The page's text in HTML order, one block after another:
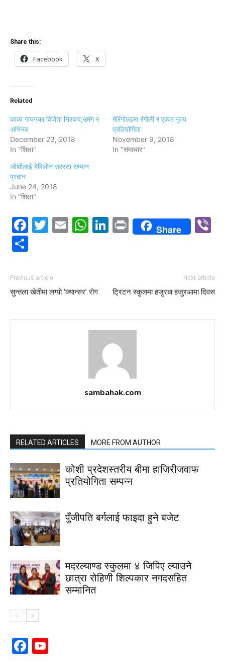
Share this:
Facebook X
Related
काव्य गायनका विजेता निश्चय,उमंग र
अभिनव
December 23, 2018
In "शिक्षा"
मेरिगोल्डमा रंगोली र एकल नृत्य
प्रतियोगिता
November 9, 2018
In "समाचार"
जोशीलाई बेबिलोन स्रस्टा सम्मान
प्रदान
June 24, 2018
In "शिक्षा"
Facebook
Twitter
EmailWhatsApp
LinkedIn
PrintShare
Previous article
सुन्तला खेतीमा लग्यो ‘क्यान्सर’ रोग
Next article
ट्रिटन स्कुलमा हजुरबा हजुरआमा दिवस
sambahak.com
RELATED ARTICLES MORE FROM AUTHOR
कोशी प्रदेशस्तरीय बीमा हाजिरीजवाफ
प्रतियोगिता सम्पन्न
पुँजीपति बर्गलाई फाइदा हुने बजेट
मदरल्याण्ड स्कुलमा ४ जिपिए ल्याउने
छात्रा रोहिणी शिल्पकार नगदसहित
सम्मानित
Facebook